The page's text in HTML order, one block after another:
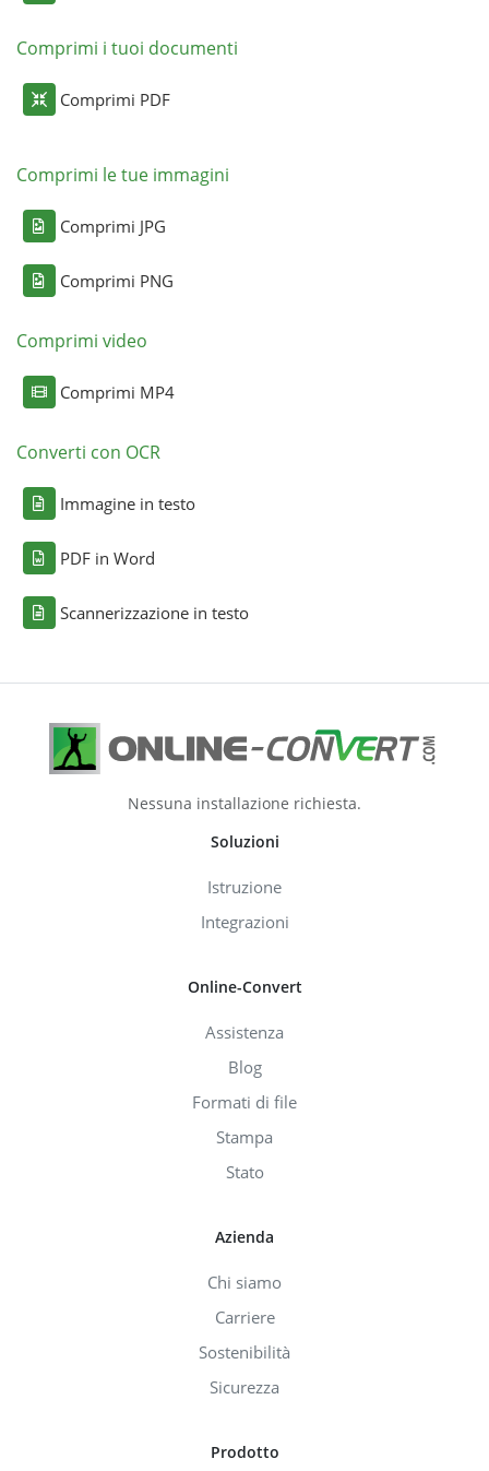
Comprimi i tuoi documenti
Comprimi PDF
Comprimi le tue immagini
Comprimi JPG
Comprimi PNG
Comprimi video
Comprimi MP4
Converti con OCR
Immagine in testo
PDF in Word
Scannerizzazione in testo
Nessuna installazione richiesta.
Soluzioni
Istruzione
Integrazioni
Online-Convert
Assistenza
Blog
Formati di file
Stampa
Stato
Azienda
Chi siamo
Carriere
Sostenibilità
Sicurezza
Prodotto